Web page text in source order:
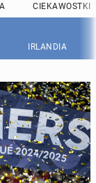
CIEKAWOSTKI
IRLANDIA